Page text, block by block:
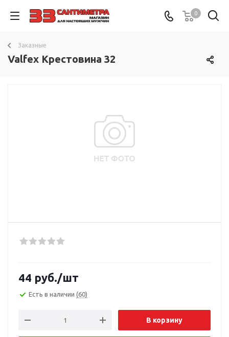
0
Заказные
Valfex Крестовина 32
44 руб./шт
Есть в наличии (60)
В корзину